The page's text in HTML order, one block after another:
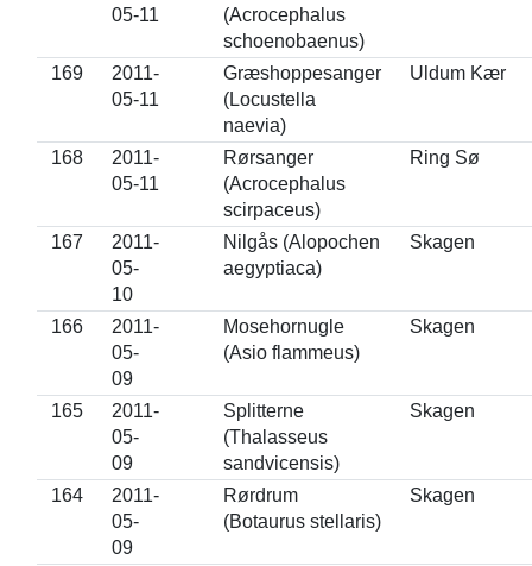
05-11
(Acrocephalus
schoenobaenus)
169
2011-
05-11
Græshoppesanger
(Locustella
naevia)
Uldum Kær
168
2011-
05-11
Rørsanger
(Acrocephalus
scirpaceus)
Ring Sø
167
2011-
05-
10
Nilgås (Alopochen
aegyptiaca)
Skagen
166
2011-
05-
09
Mosehornugle
(Asio flammeus)
Skagen
165
2011-
05-
09
Splitterne
(Thalasseus
sandvicensis)
Skagen
164
2011-
05-
09
Rørdrum
(Botaurus stellaris)
Skagen